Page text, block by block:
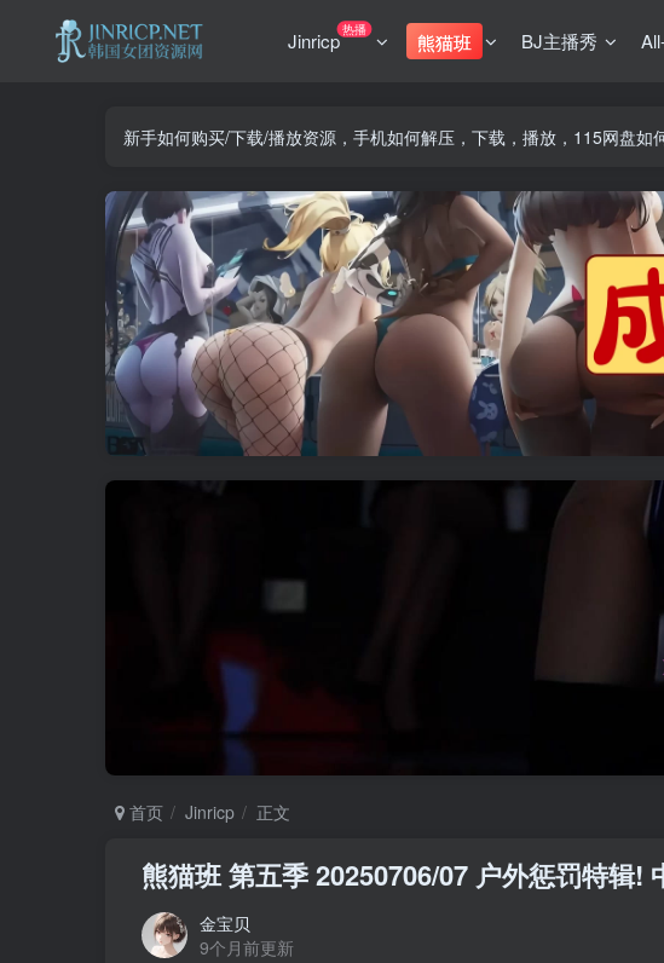
Jinricp热播
熊猫班 BJ主播秀
新手如何购买/下载/播放资源，手机如何解压，下载，播放，115网盘如
首页 Jinricp 正文
熊猫班 第五季 20250706/07 户外惩罚特辑!
金宝贝
9个月前更新